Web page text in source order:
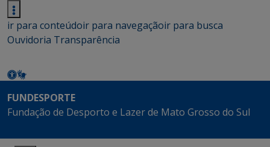
ir para conteúdoir para navegaçãoir para busca
Ouvidoria Transparência
FUNDESPORTE
Fundação de Desporto e Lazer de Mato Grosso do Sul